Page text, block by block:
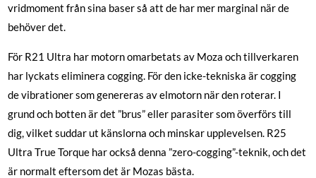
vridmoment från sina baser så att de har mer marginal när de
behöver det.
För R21 Ultra har motorn omarbetats av Moza och tillverkaren
har lyckats eliminera cogging. För den icke-tekniska är cogging
de vibrationer som genereras av elmotorn när den roterar. I
grund och botten är det ”brus” eller parasiter som överförs till
dig, vilket suddar ut känslorna och minskar upplevelsen. R25
Ultra True Torque har också denna ”zero-cogging”-teknik, och det
är normalt eftersom det är Mozas bästa.